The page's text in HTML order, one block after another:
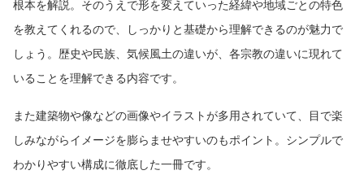
根本を解説。そのうえで形を変えていった経緯や地域ごとの特色
を教えてくれるので、しっかりと基礎から理解できるのが魅力で
しょう。歴史や民族、気候風土の違いが、各宗教の違いに現れて
いることを理解できる内容です。
また建築物や像などの画像やイラストが多用されていて、目で楽
しみながらイメージを膨らませやすいのもポイント。シンプルで
わかりやすい構成に徹底した一冊です。